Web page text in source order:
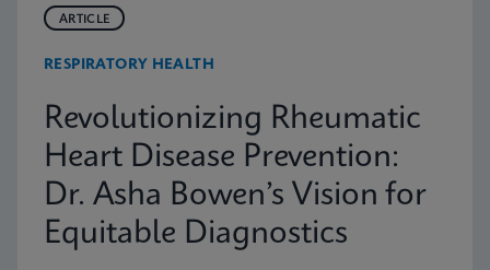
ARTICLE
RESPIRATORY HEALTH
Revolutionizing Rheumatic
Heart Disease Prevention:
Dr. Asha Bowen’s Vision for
Equitable Diagnostics